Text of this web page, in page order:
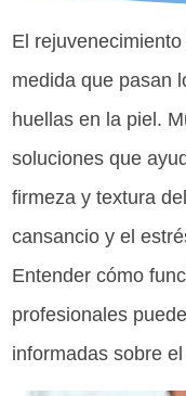
El
medida que pasan
huellas en la piel.
soluciones que
firmeza y textura
cansancio y el
Entender cómo
profesionales
informadas sobre